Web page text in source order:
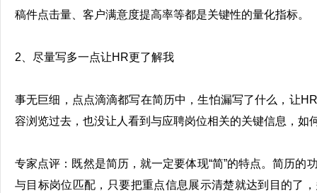
稿件点击量、客户满意度提高率等都是关键性的量化指标。
2、尽量写多一点让HR更了解我
事无巨细，点点滴滴都写在简历中，生怕漏写了什么，让
容浏览过去，也没让人看到与应聘岗位相关的关键信息，如
专家点评：既然是简历，就一定要体现“简”的特点。简历的
与目标岗位匹配，只要把重点信息展示清楚就达到目的了